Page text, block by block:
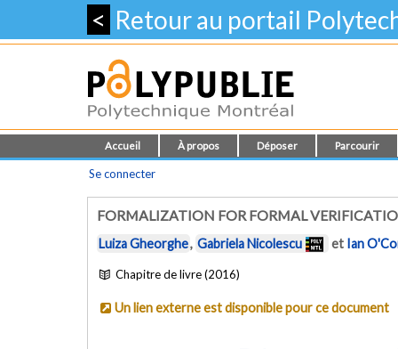
< Retour au portail
Accueil À propos Déposer Parcourir
Se connecter
FORMALIZATION FOR FORMAL
Luiza Gheorghe, Gabriela Nicolescu et Ian
Chapitre de livre (2016)
Un lien externe est disponible pour ce document